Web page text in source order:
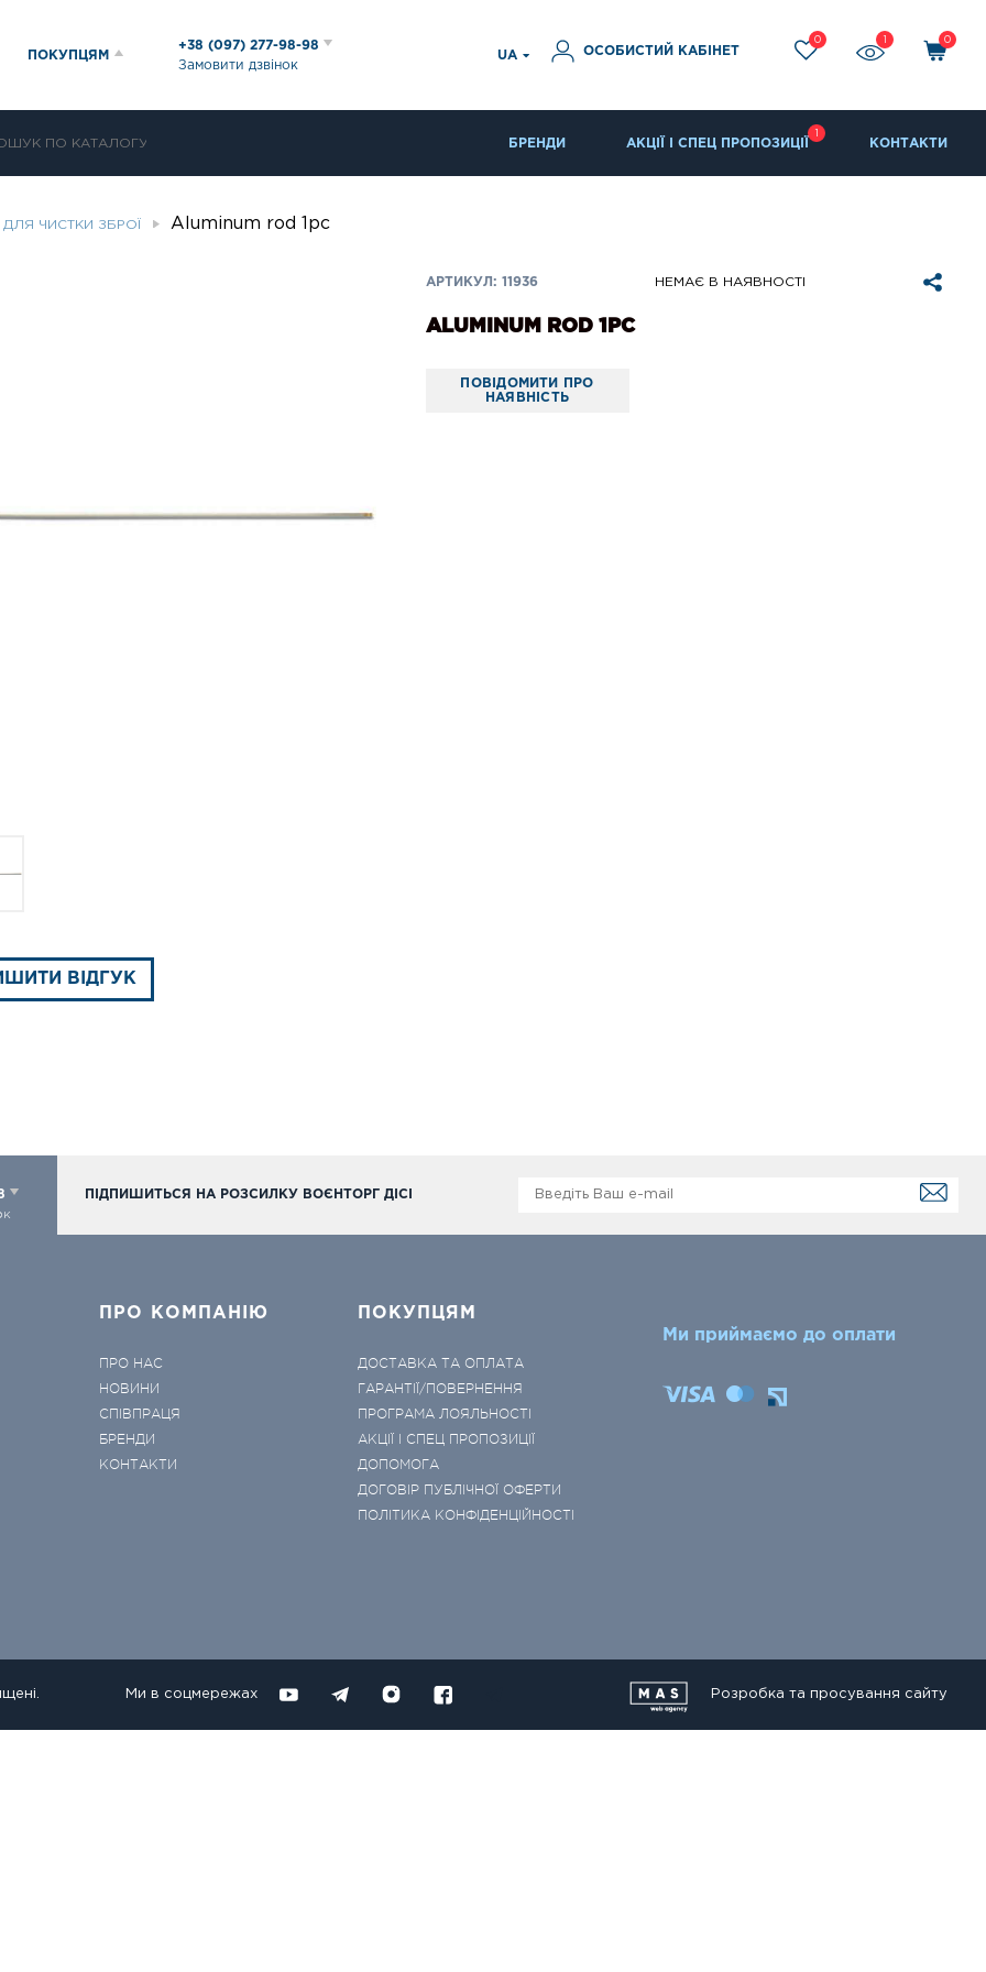
ПОКУПЦЯМ
+38 (097) 277-98-98
Замовити дзвінок
UA ОСОБИСТИЙ КАБІНЕТ
0 0
БРЕНДИ АКЦІЇ І СПЕЦ ПРОПОЗИЦІЇ КОНТАКТИ
ЧИСТКИ ЗБРОЇ Aluminum rod 1pc
АРТИКУЛ: 11936 НЕМАЄ В НАЯВНОСТІ
ALUMINUM ROD 1PC
ПОВІДОМИТИ ПРО
НАЯВНІСТЬ
ВІДГУК
ПІДПИШИТЬСЯ НА РОЗСИЛКУ ВОЄНТОРГ ДІСІ
ПРО КОМПАНІЮ
ПРО НАС
НОВИНИ
СПІВПРАЦЯ
БРЕНДИ
КОНТАКТИ
ПОКУПЦЯМ
ДОСТАВКА ТА ОПЛАТА
ГАРАНТІЇ/ПОВЕРНЕННЯ
ПРОГРАМА ЛОЯЛЬНОСТІ
АКЦІЇ І СПЕЦ ПРОПОЗИЦІЇ
ДОПОМОГА
ДОГОВІР ПУБЛІЧНОЇ ОФЕРТИ
ПОЛІТИКА КОНФІДЕНЦІЙНОСТІ
Ми приймаємо до оплати
Ми в соцмережах Розробка та просування сайту